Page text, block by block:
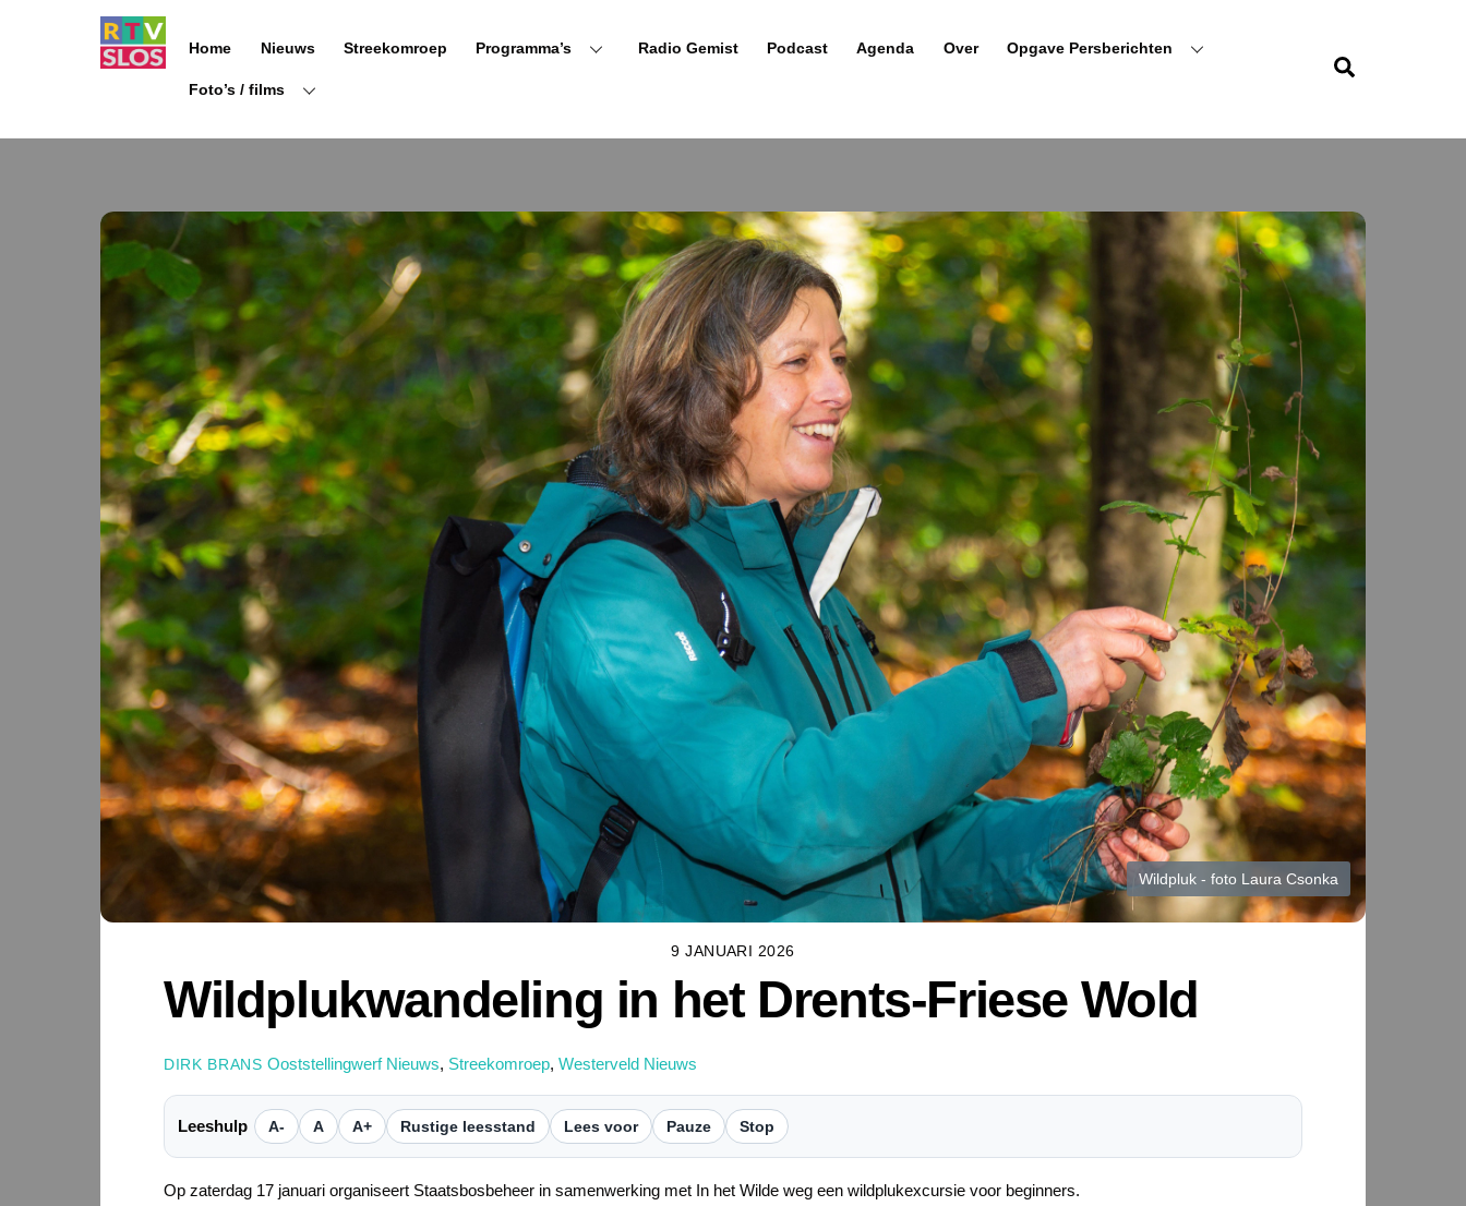
Home Nieuws Streekomroep Programma’s Radio Gemist Podcast Agenda Over Opgave Persberichten
Foto’s / films
Wildpluk - foto Laura Csonka
9 JANUARI 2026
Wildplukwandeling in het Drents-Friese Wold
DIRK BRANS Ooststellingwerf Nieuws, Streekomroep, Westerveld Nieuws
Leeshulp A- A A+ Rustige leesstand Lees voor Pauze Stop
Op zaterdag 17 januari organiseert Staatsbosbeheer in samenwerking met In het Wilde weg een wildplukexcursie voor beginners.